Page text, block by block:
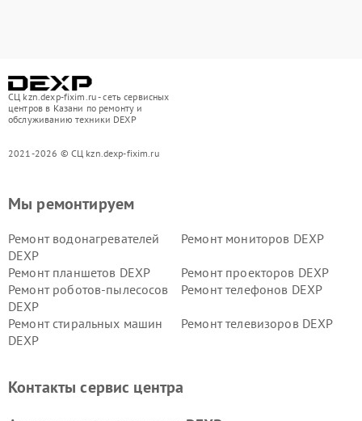
СЦ kzn.dexp-fixim.ru - сеть сервисных
центров в Казани по ремонту и
обслуживанию техники DEXP
2021-2026 © СЦ kzn.dexp-fixim.ru
Мы ремонтируем
Ремонт водонагревателей
DEXP
Ремонт мониторов DEXP
Ремонт планшетов DEXP
Ремонт проекторов DEXP
Ремонт роботов-пылесосов
DEXP
Ремонт телефонов DEXP
Ремонт стиральных машин
DEXP
Ремонт телевизоров DEXP
Ремонт серверов DEXP
Ремонт мини пк DEXP
Контакты сервис центра